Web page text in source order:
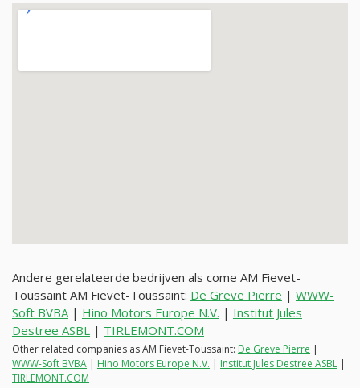
Andere gerelateerde bedrijven als come AM Fievet-
Toussaint AM Fievet-Toussaint: De Greve Pierre | WWW-
Soft BVBA| Hino Motors Europe N.V. | Institut Jules
Destree ASBL | TIRLEMONT.COM
Other related companies as AM Fievet-Toussaint: De Greve Pierre |
WWW-Soft BVBA | Hino Motors Europe N.V. | Institut Jules Destree ASBL |
TIRLEMONT.COM